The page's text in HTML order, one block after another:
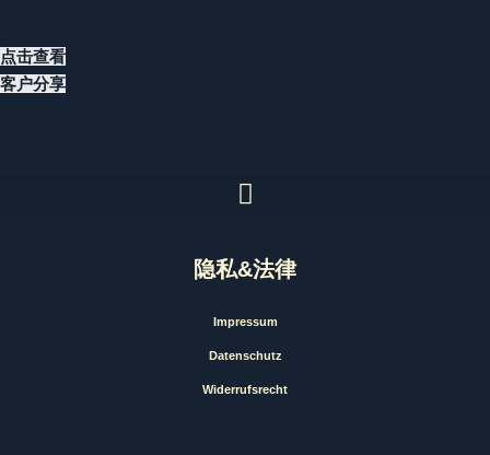
点击查看
客户分享
隐私&法律
Impressum
Datenschutz
Widerrufsrecht